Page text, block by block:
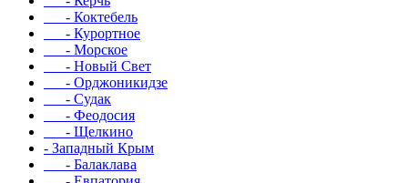
- Коктебель
- Курортное
- Морское
- Новый Свет
- Орджоникидзе
- Судак
- Феодосия
- Щелкино
- Западный Крым
- Балаклава